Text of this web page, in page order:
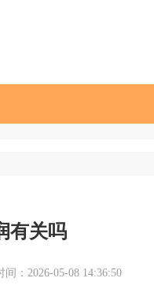
有关吗
间：2026-05-08 14:36:50